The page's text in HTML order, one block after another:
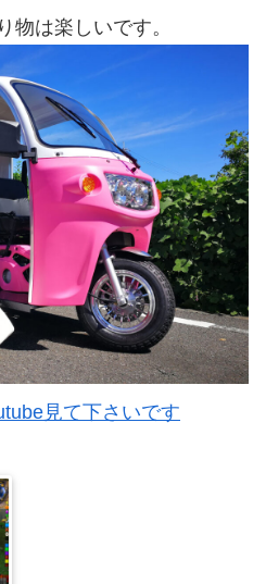
物は楽しいです。
見て下さいです